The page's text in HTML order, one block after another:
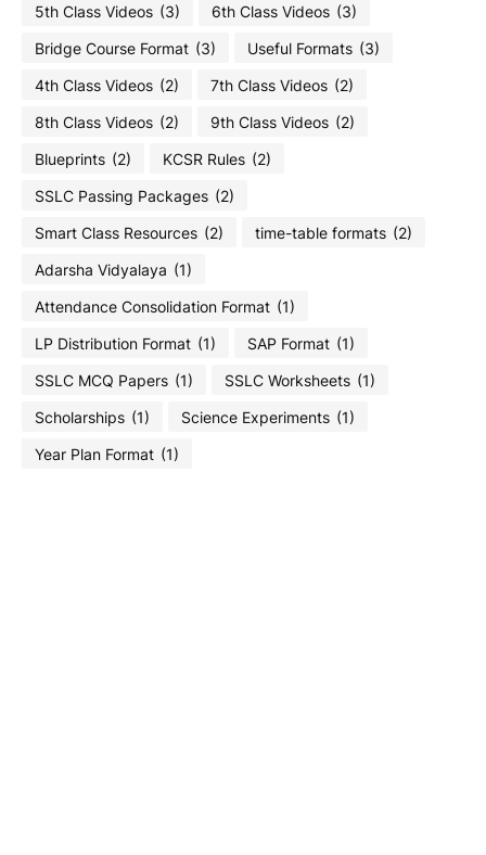
5th Class Videos (3) 6th Class Videos (3)
Bridge Course Format (3) Useful Formats (3)
4th Class Videos (2) 7th Class Videos (2)
8th Class Videos (2) 9th Class Videos (2)
Blueprints (2) KCSR Rules (2)
SSLC Passing Packages (2)
Smart Class Resources (2) time-table formats (2)
Adarsha Vidyalaya (1)
Attendance Consolidation Format (1)
LP Distribution Format (1) SAP Format (1)
SSLC MCQ Papers (1) SSLC Worksheets (1)
Scholarships (1) Science Experiments (1)
Year Plan Format (1)